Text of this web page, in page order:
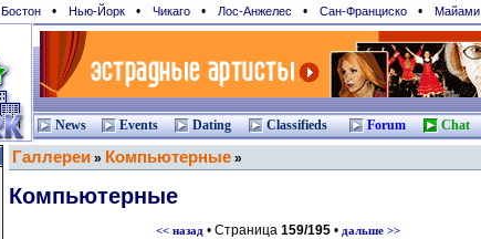
Бостон • Нью-Йорк • Чикаго • Лос-Анжелес • Сан-Франциcко • Майами
News Events Dating Classifieds Forum Chat
Галлереи » Компьютерные »
Компьютерные
<< назад• Страница 159/195• дальше >>